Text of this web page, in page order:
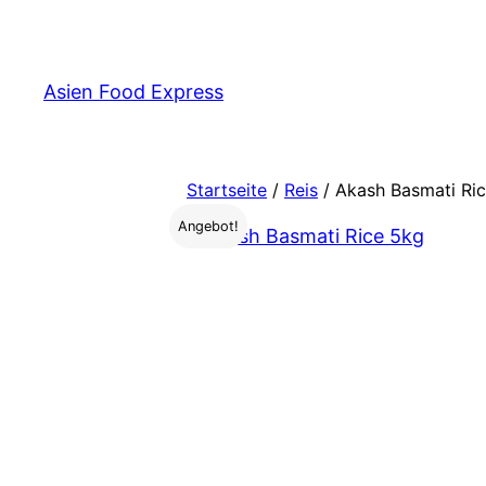
springen
Asien Food Express
Startseite / Reis / Akash Basmati
Angebot!